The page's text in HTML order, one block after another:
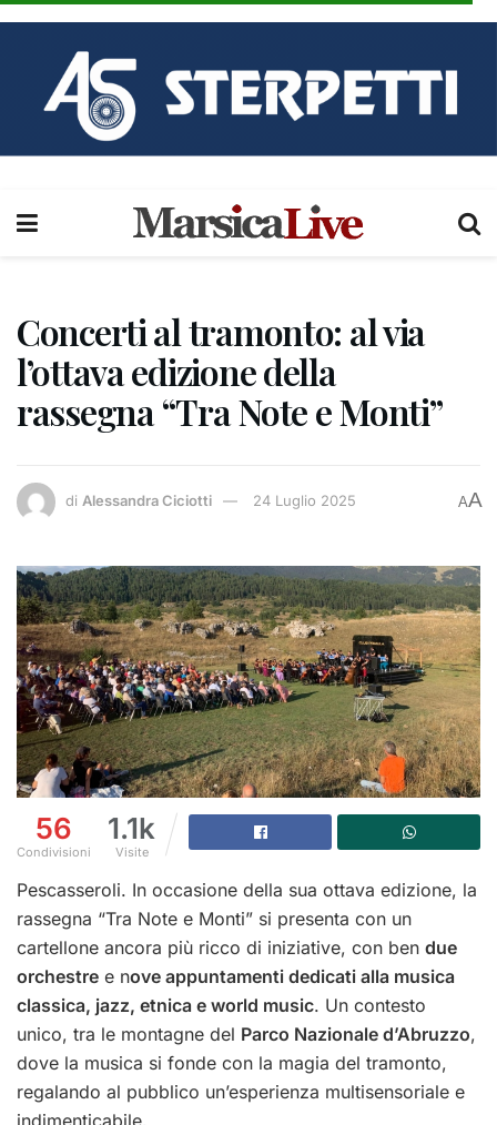
Concerti al tramonto: al via
l’ottava edizione della
rassegna “Tra Note e Monti”
di Alessandra Ciciotti 24 Luglio 2025 AA
56
Condivisioni
1.1k
Visite
Pescasseroli. In occasione della sua ottava edizione, la
rassegna “Tra Note e Monti” si presenta con un
cartellone ancora più ricco di iniziative, con ben due
orchestre e nove appuntamenti dedicati alla musica
classica, jazz, etnica e world music. Un contesto
unico, tra le montagne del Parco Nazionale d’Abruzzo,
dove la musica si fonde con la magia del tramonto,
regalando al pubblico un’esperienza multisensoriale e
indimenticabile.